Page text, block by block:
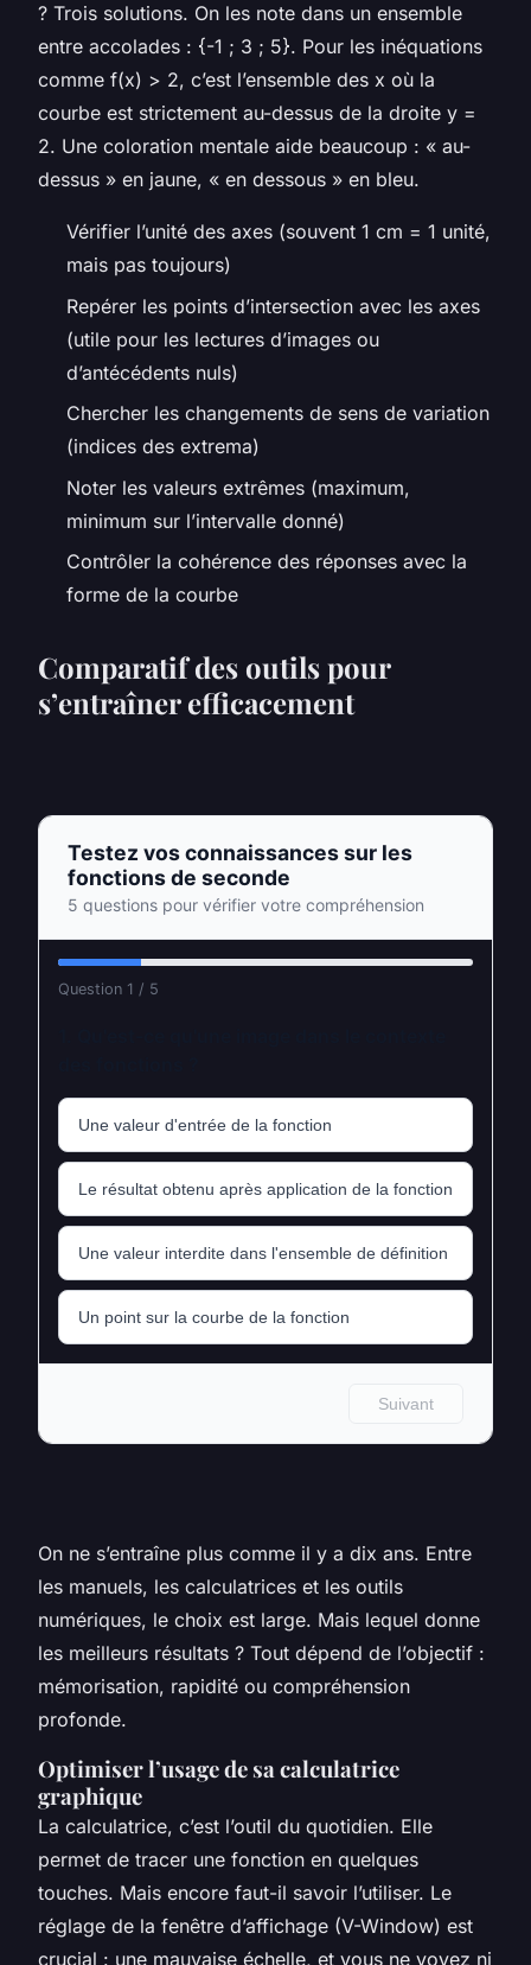
? Trois solutions. On les note dans un ensemble
entre accolades : {-1 ; 3 ; 5}. Pour les inéquations
comme f(x) > 2, c’est l’ensemble des x où la
courbe est strictement au-dessus de la droite y =
2. Une coloration mentale aide beaucoup : « au-
dessus » en jaune, « en dessous » en bleu.
Vérifier l’unité des axes (souvent 1 cm = 1 unité,
mais pas toujours)
Repérer les points d’intersection avec les axes
(utile pour les lectures d’images ou
d’antécédents nuls)
Chercher les changements de sens de variation
(indices des extrema)
Noter les valeurs extrêmes (maximum,
minimum sur l’intervalle donné)
Contrôler la cohérence des réponses avec la
forme de la courbe
Comparatif des outils pour
s’entraîner efficacement
On ne s’entraîne plus comme il y a dix ans. Entre
les manuels, les calculatrices et les outils
numériques, le choix est large. Mais lequel donne
les meilleurs résultats ? Tout dépend de l’objectif :
mémorisation, rapidité ou compréhension
profonde.
Optimiser l’usage de sa calculatrice
graphique
La calculatrice, c’est l’outil du quotidien. Elle
permet de tracer une fonction en quelques
touches. Mais encore faut-il savoir l’utiliser. Le
réglage de la fenêtre d’affichage (V-Window) est
crucial : une mauvaise échelle, et vous ne voyez ni